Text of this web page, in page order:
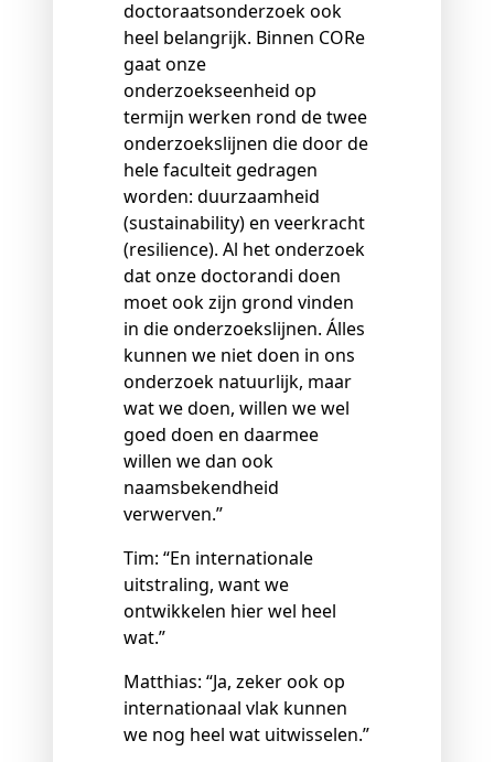
doctoraatsonderzoek ook
heel belangrijk. Binnen CORe
gaat onze
onderzoekseenheid op
termijn werken rond de twee
onderzoekslijnen die door de
hele faculteit gedragen
worden: duurzaamheid
(sustainability) en veerkracht
(resilience). Al het onderzoek
dat onze doctorandi doen
moet ook zijn grond vinden
in die onderzoekslijnen. Álles
kunnen we niet doen in ons
onderzoek natuurlijk, maar
wat we doen, willen we wel
goed doen en daarmee
willen we dan ook
naamsbekendheid
verwerven.”
Tim: “En internationale
uitstraling, want we
ontwikkelen hier wel heel
wat.”
Matthias: “Ja, zeker ook op
internationaal vlak kunnen
we nog heel wat uitwisselen.”